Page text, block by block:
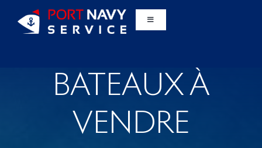
Basculer
BATEAUX À
VENDRE